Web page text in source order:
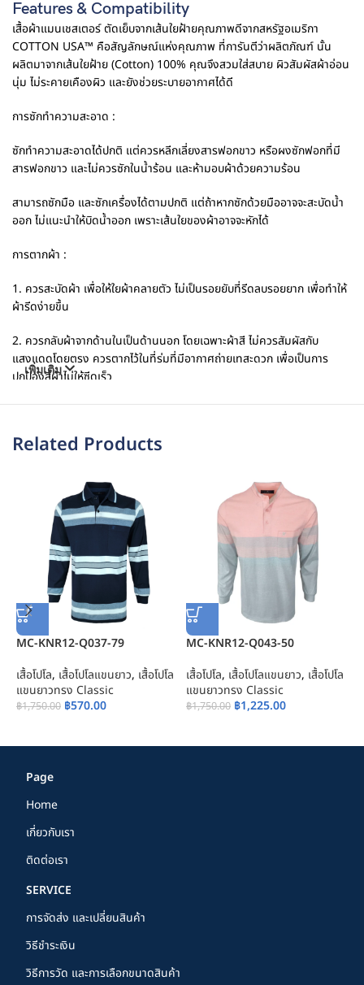
Features & Compatibility
เสื้อผ้าแมนเชสเตอร์ ตัดเย็บจากเส้นใยฝ้ายคุณภาพดีจากสหรัฐอเมริกา
COTTON USA™ คือสัญลักษณ์แห่งคุณภาพ ที่การันตีว่าผลิตภัณฑ์ นั้น
ผลิตมาจากเส้นใยฝ้าย (Cotton) 100% คุณจึงสวมใส่สบาย ผิวสัมผัสผ้าอ่อน
นุ่ม ไม่ระคายเคืองผิว และยังช่วยระบายอากาศได้ดี
การซักทำความสะอาด :
ซักทำความสะอาดได้ปกติ แต่ควรหลีกเลี่ยงสารฟอกขาว หรือผงซักฟอกที่มี
สารฟอกขาว และไม่ควรซักในน้ำร้อน และห้ามอบผ้าด้วยความร้อน
สามารถซักมือ และซักเครื่องได้ตามปกติ แต่ถ้าหากซักด้วยมืออาจจะสะบัดน้ำ
ออก ไม่แนะนำให้บิดน้ำออก เพราะเส้นใยของผ้าอาจจะหักได้
การตากผ้า :
1. ควรสะบัดผ้า เพื่อให้ใยผ้าคลายตัว ไม่เป็นรอยยับที่รีดลบรอยยาก เพื่อทำให้
ผ้ารีดง่ายขึ้น
2. ควรกลับผ้าจากด้านในเป็นด้านนอก โดยเฉพาะผ้าสี ไม่ควรสัมผัสกับ
แสงแดดโดยตรง ควรตากไว้ในที่ร่มที่มีอากาศถ่ายเทสะดวก เพื่อเป็นการ
ปกป้องสีผ้าไม่ให้ซีดเร็ว
เนื่องจากเป็นผ้าฝ้าย100 %จึงมีความยับมากกว่าปกติฉะนั้นสิ่งที่ขาดไม่ได้เลย
โดยใช้ความร้อนเพียงระดับต่ำ – กลาง ห้ามนำผ้าไปอบแห้งโดยอัตโนมัติ. ให้
แห้งธรรมชาติเท่านั้น! กลับด้านในของเสื้อผ้าออกมารีด เพื่อไม่ให้ผ้าขึ้นเงา
เพิ่มเติม
Related Products
MC-KNR12-Q037-79
เสื้อโปโล, เสื้อโปโลแขนยาว, เสื้อโปโล
แขนยาวทรง Classic
฿1,750.00 ฿570.00
MC-KNR12-Q043-50
เสื้อโปโล, เสื้อโปโลแขนยาว, เสื้อโปโล
แขนยาวทรง Classic
฿1,750.00 ฿1,225.00
Page
Home
เกี่ยวกับเรา
ติดต่อเรา
SERVICE
การจัดส่ง และเปลี่ยนสินค้า
วิธีชำระเงิน
วิธีการวัด และการเลือกขนาดสินค้า